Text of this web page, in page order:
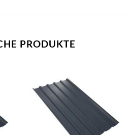
PRODUKTE